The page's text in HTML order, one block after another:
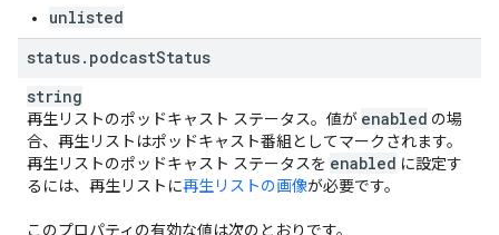
unlisted
status. podcastStatus
string
再生リストのポッドキャスト ステータス。値が enabled の場
合、再生リストはポッドキャスト番組としてマークされます。
再生リストのポッドキャスト ステータスを enabled に設定す
るには、再生リストに再生リストの画像が必要です。
このプロパティの有効な値は次のとおりです。